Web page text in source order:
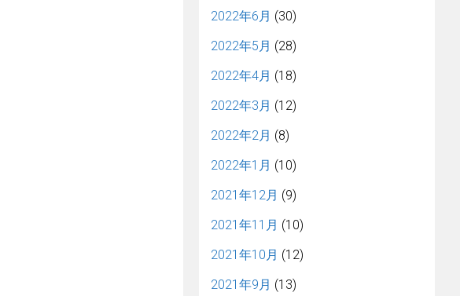
2022年6月 (30)
2022年5月 (28)
2022年4月 (18)
2022年3月 (12)
2022年2月 (8)
2022年1月 (10)
2021年12月 (9)
2021年11月 (10)
2021年10月 (12)
2021年9月 (13)